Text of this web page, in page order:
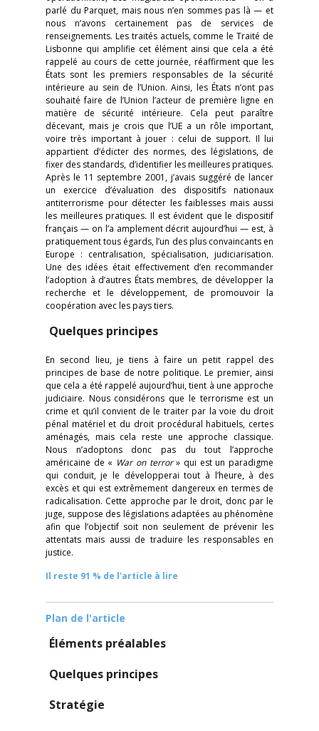
parlé du Parquet, mais nous n’en sommes pas là — et
nous n’avons certainement pas de services de
renseignements. Les traités actuels, comme le Traité de
Lisbonne qui amplifie cet élément ainsi que cela a été
rappelé au cours de cette journée, réaffirment que les
États sont les premiers responsables de la sécurité
intérieure au sein de l’Union. Ainsi, les États n’ont pas
souhaité faire de l’Union l’acteur de première ligne en
matière de sécurité intérieure. Cela peut paraître
décevant, mais je crois que l’UE a un rôle important,
voire très important à jouer : celui de support. Il lui
appartient d’édicter des normes, des législations, de
fixer des standards, d’identifier les meilleures pratiques.
Après le 11 septembre 2001, j’avais suggéré de lancer
un exercice d’évaluation des dispositifs nationaux
antiterrorisme pour détecter les faiblesses mais aussi
les meilleures pratiques. Il est évident que le dispositif
français — on l’a amplement décrit aujourd’hui — est, à
pratiquement tous égards, l’un des plus convaincants en
Europe : centralisation, spécialisation, judiciarisation.
Une des idées était effectivement d’en recommander
l’adoption à d’autres États membres, de développer la
recherche et le développement, de promouvoir la
coopération avec les pays tiers.
Quelques principes
En second lieu, je tiens à faire un petit rappel des
principes de base de notre politique. Le premier, ainsi
que cela a été rappelé aujourd’hui, tient à une approche
judiciaire. Nous considérons que le terrorisme est un
crime et qu’il convient de le traiter par la voie du droit
pénal matériel et du droit procédural habituels, certes
aménagés, mais cela reste une approche classique.
Nous n’adoptons donc pas du tout l’approche
américaine de « War on terror» qui est un paradigme
qui conduit, je le développerai tout à l’heure, à des
excès et qui est extrêmement dangereux en termes de
radicalisation. Cette approche par le droit, donc par le
juge, suppose des législations adaptées au phénomène
afin que l’objectif soit non seulement de prévenir les
attentats mais aussi de traduire les responsables en
justice.
Il reste 91 % de l'article à lire
Plan de l'article
Éléments préalables
Quelques principes
Stratégie